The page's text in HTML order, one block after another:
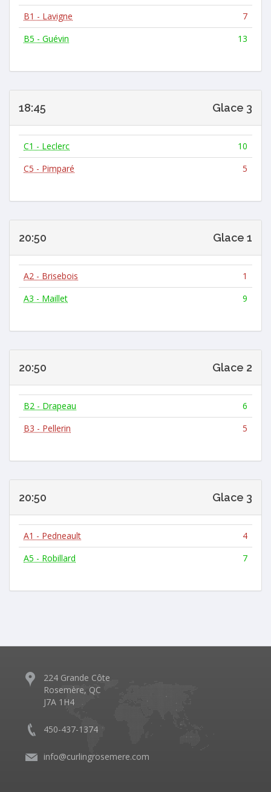
B1 - Lavigne
7
B5 - Guévin
13
18:45 Glace 3
C1 - Leclerc
10
C5 - Pimparé
5
20:50 Glace 1
A2 - Brisebois
1
A3 - Maillet
9
20:50 Glace 2
B2 - Drapeau
6
B3 - Pellerin
5
20:50 Glace 3
A1 - Pedneault
4
A5 - Robillard
7
224 Grande Côte
Rosemère, QC
J7A 1H4
450-437-1374
info@curlingrosemere.com